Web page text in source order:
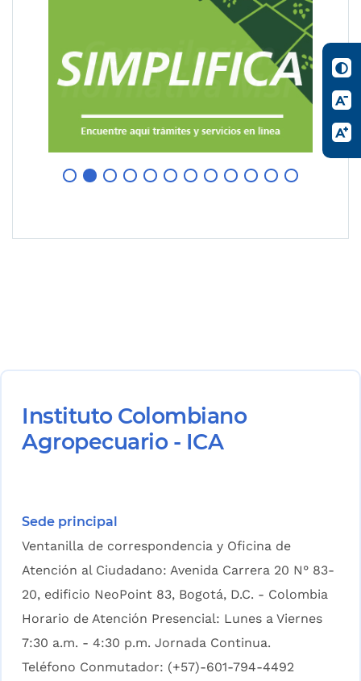
Instituto Colombiano
Agropecuario - ICA
Sede principal
Ventanilla de correspondencia y Oficina de
Atención al Ciudadano: Avenida Carrera 20 N° 83-
20, edificio NeoPoint 83, Bogotá, D.C. - Colombia
Horario de Atención Presencial: Lunes a Viernes
7:30 a.m. - 4:30 p.m. Jornada Continua.
Teléfono Conmutador: (+57)-601-794-4492